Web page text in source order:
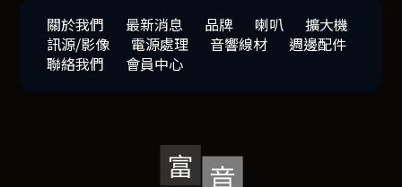
關於我們 最新消息 品牌 喇叭
擴大機
訊源/影像
電源處理 音響線材
週邊配件
聯絡我們
會員中心